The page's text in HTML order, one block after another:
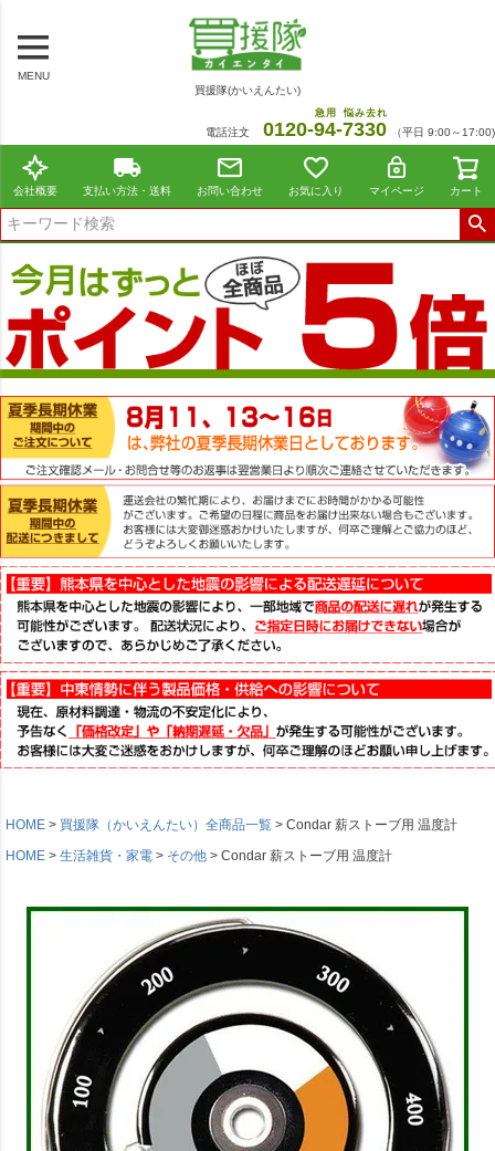
MENU
買援隊(かいえんたい)
電話注文 0120-94
急用
-7330
悩み去れ
（平日 9:00～17:00)
会社概要 支払い方法・送料 お問い合わせ お気に入り マイページ カート
HOME 買援隊（かいえんたい）全商品一覧
Condar 薪ストーブ用 温度計
HOME
生活雑貨・家電 その他 Condar 薪ストーブ用 温度計